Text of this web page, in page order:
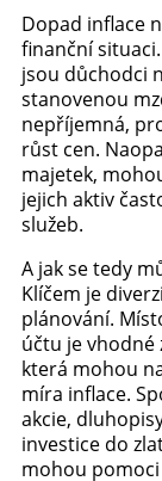
Dopad inflace
finanční
jsou důchodci
stanovenou
nepříjemná,
růst cen.
majetek,
jejich aktiv
služeb.
A jak se tedy
Klíčem je
plánování.
účtu je vhodné
která mohou
míra inflace.
akcie,
investice do
mohou